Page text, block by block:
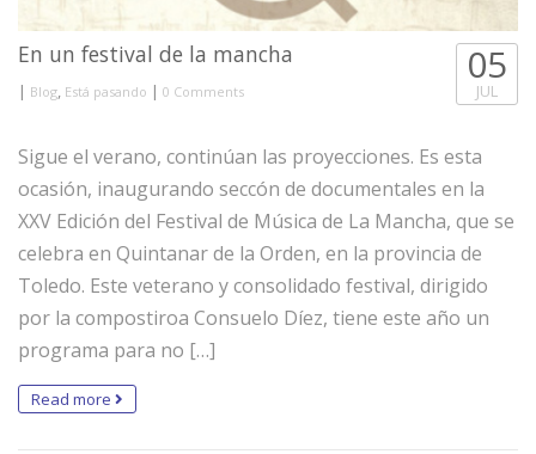
En un festival de la mancha
| Blog, Está pasando | 0 Comments
05
JUL
Sigue el verano, continúan las proyecciones. Es esta
ocasión, inaugurando seccón de documentales en la
XXV Edición del Festival de Música de La Mancha, que se
celebra en Quintanar de la Orden, en la provincia de
Toledo. Este veterano y consolidado festival, dirigido
por la compostiroa Consuelo Díez, tiene este año un
programa para no […]
Read more